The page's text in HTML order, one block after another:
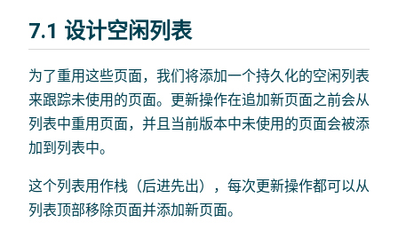
7.1 设计空闲列表
为了重用这些页面，我们将添加一个持久化的空闲列表
来跟踪未使用的页面。更新操作在追加新页面之前会从
列表中重用页面，并且当前版本中未使用的页面会被添
加到列表中。
这个列表用作栈（后进先出），每次更新操作都可以从
列表顶部移除页面并添加新页面。